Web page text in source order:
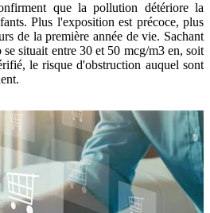
que la pollution détériore la
Plus l'exposition est précoce, plus
de la première année de vie. Sachant
situait entre 30 et 50 mcg/m3 en, soit
le risque d'obstruction auquel sont